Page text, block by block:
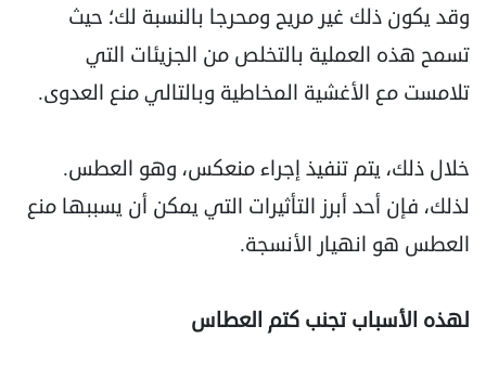
وقد يكون ذلك غير مريح ومحرجا بالنسبة لك؛ حيث
تسمح هذه العملية بالتخلص من الجزيئات التي
تلامست مع الأغشية المخاطية وبالتالي منع العدوى.
خلال ذلك، يتم تنفيذ إجراء منعكس، وهو العطس.
لذلك، فإن أحد أبرز التأثيرات التي يمكن أن يسببها منع
العطس هو انهيار الأنسجة.
لهذه الأسباب تجنب كتم العطاس